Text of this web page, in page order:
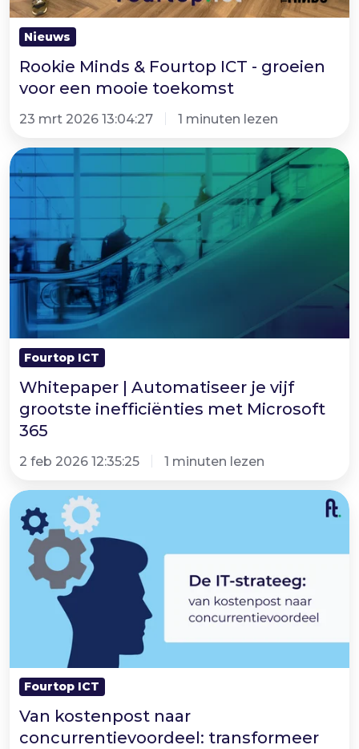
Nieuws
Rookie Minds & Fourtop ICT - groeien
voor een mooie toekomst
23 mrt 2026 13:04:27 1 minuten lezen
Whitepaper
|
Automatiseer
vijf
grootste
inefficiënties
met
Microsoft
365
Fourtop ICT
Whitepaper | Automatiseer je vijf
grootste inefficiënties met Microsoft
365
2 feb 2026 12:35:25 1 minuten lezen
Van
kostenpost
naar
concurrentievoordeel:
transformeer
de
strateeg
Fourtop ICT
Van kostenpost naar
concurrentievoordeel: transformeer